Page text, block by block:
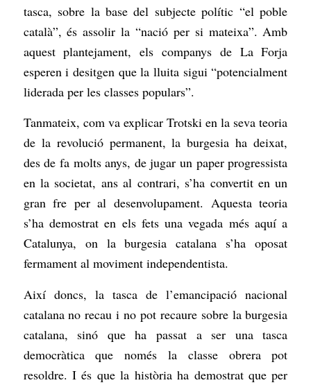
tasca, sobre la base del subjecte polític “el poble
català”, és assolir la “nació per si mateixa”. Amb
aquest plantejament, els companys de La Forja
esperen i desitgen que la lluita sigui “potencialment
liderada per les classes populars”.
Tanmateix, com va explicar Trotski en la seva teoria
de la revolució permanent, la burgesia ha deixat,
des de fa molts anys, de jugar un paper progressista
en la societat, ans al contrari, s’ha convertit en un
gran fre per al desenvolupament. Aquesta teoria
s’ha demostrat en els fets una vegada més aquí a
Catalunya, on la burgesia catalana s’ha oposat
fermament al moviment independentista.
Així doncs, la tasca de l’emancipació nacional
catalana no recau i no pot recaure sobre la burgesia
catalana, sinó que ha passat a ser una tasca
democràtica que només la classe obrera pot
resoldre. I és que la història ha demostrat que per